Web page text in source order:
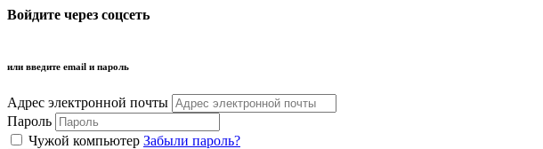
Войдите через соцсеть
или введите email и пароль
Адрес электронной почты
Пароль
Чужой компьютер Забыли пароль?